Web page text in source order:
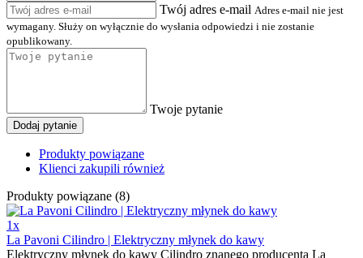
Twój adres e-mail Adres e-mail nie jest
wymagany. Służy on wyłącznie do wysłania odpowiedzi i nie zostanie
opublikowany.
Twoje pytanie
Dodaj pytanie
Produkty powiązane
Klienci zakupili również
Produkty powiązane (8)
1x
La Pavoni Cilindro | Elektryczny młynek do kawy
Elektryczny młynek do kawy Cilindro znanego producenta La